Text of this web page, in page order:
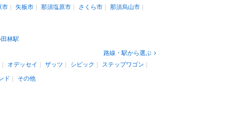
市 矢板市 那須塩原市 さくら市
那須烏山市
林駅
路線・駅から選ぶ
オデッセイ ザッツ シビック
ステップワゴン
ド その他